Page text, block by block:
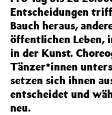
Entscheidungen
Bauch heraus,
öffentlichen Leben,
in der Kunst.
Tänzer*innen
setzen sich ihnen
entscheidet und
neu.